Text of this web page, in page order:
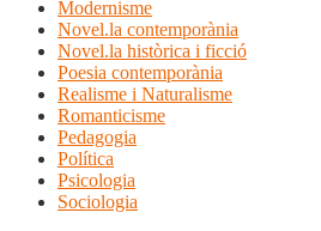
Modernisme
Novel.la contemporània
Novel.la històrica i ficció
Poesia contemporània
Realisme i Naturalisme
Romanticisme
Pedagogia
Política
Psicologia
Sociologia